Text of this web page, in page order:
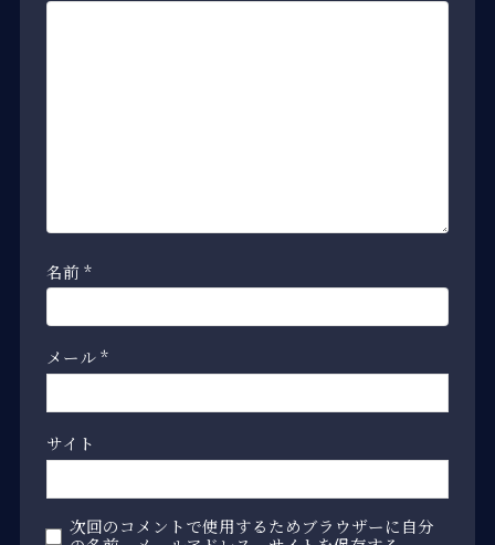
名前*
メール*
サイト
次回のコメントで使用するためブラウザーに自分